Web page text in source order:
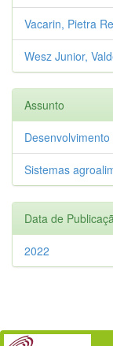
Vacarin, Pietra
Wesz Junior,
Assunto
Desenvolvimento
Sistemas
Data de
2022